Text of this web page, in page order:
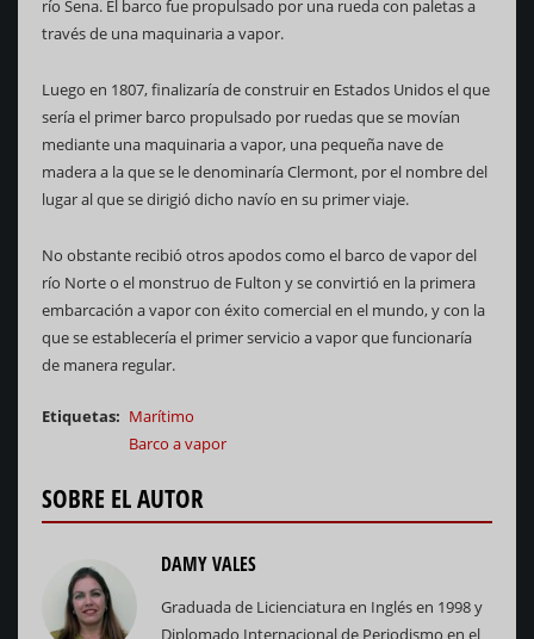
río Sena. El barco fue propulsado por una rueda con paletas a
través de una maquinaria a vapor.
Luego en 1807, finalizaría de construir en Estados Unidos el que
sería el primer barco propulsado por ruedas que se movían
mediante una maquinaria a vapor, una pequeña nave de
madera a la que se le denominaría Clermont, por el nombre del
lugar al que se dirigió dicho navío en su primer viaje.
No obstante recibió otros apodos como el barco de vapor del
río Norte o el monstruo de Fulton y se convirtió en la primera
embarcación a vapor con éxito comercial en el mundo, y con la
que se establecería el primer servicio a vapor que funcionaría
de manera regular.
Etiquetas
Marítimo
Barco a vapor
SOBRE EL AUTOR
DAMY VALES
Graduada de Licienciatura en Inglés en 1998 y
Diplomado Internacional de Periodismo en el